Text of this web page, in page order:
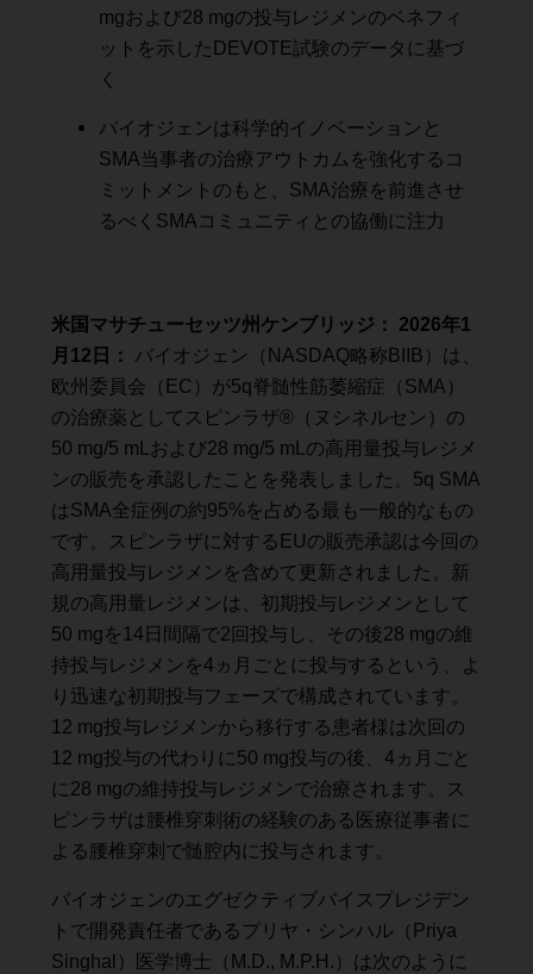
mgおよび28 mgの投与レジメンのベネフィ
ットを示したDEVOTE試験のデータに基づ
く
バイオジェンは科学的イノベーションと
SMA当事者の治療アウトカムを強化するコ
ミットメントのもと、SMA治療を前進させ
るべくSMAコミュニティとの協働に注力
米国マサチューセッツ州ケンブリッジ： 2026年1
月12日：
バイオジェン（NASDAQ略称BIIB）は、
欧州委員会（EC）が5q脊髄性筋萎縮症（SMA）
の治療薬としてスピンラザ®（ヌシネルセン）の
50 mg/5 mLおよび28 mg/5 mLの高用量投与レジメ
ンの販売を承認したことを発表しました。5q SMA
はSMA全症例の約95%を占める最も一般的なもの
です。スピンラザに対するEUの販売承認は今回の
高用量投与レジメンを含めて更新されました。新
規の高用量レジメンは、初期投与レジメンとして
50 mgを14日間隔で2回投与し、その後28 mgの維
持投与レジメンを4ヵ月ごとに投与するという、よ
り迅速な初期投与フェーズで構成されています。
12 mg投与レジメンから移行する患者様は次回の
12 mg投与の代わりに50 mg投与の後、4ヵ月ごと
に28 mgの維持投与レジメンで治療されます。ス
ピンラザは腰椎穿刺術の経験のある医療従事者に
よる腰椎穿刺で髄腔内に投与されます。
バイオジェンのエグゼクティブバイスプレジデン
トで開発責任者であるプリヤ・シンハル（Priya
Singhal）医学博士（M.D., M.P.H.）は次のように